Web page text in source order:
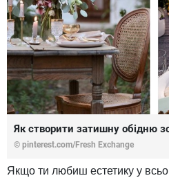
Як створити затишну обідню
© pinterest.com/Fresh Exchange
Якщо ти любиш естетику у